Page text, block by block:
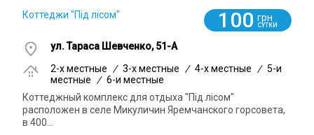
Коттеджи "Під лісом" 100 грн
СУТКИ
ул. Тараса Шевченко, 51-А
2-x местные
/ 3-x местные / 4-x местные / 5-и
местные
/ 6-и местные
Коттеджный комплекс для отдыха "Під лісом"
расположен в селе Микуличин Яремчанского горсовета,
в 400...